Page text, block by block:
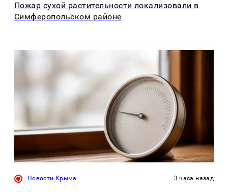
Пожар сухой растительности локализовали в
Симферопольском районе
Новости Крыма 3 часа назад